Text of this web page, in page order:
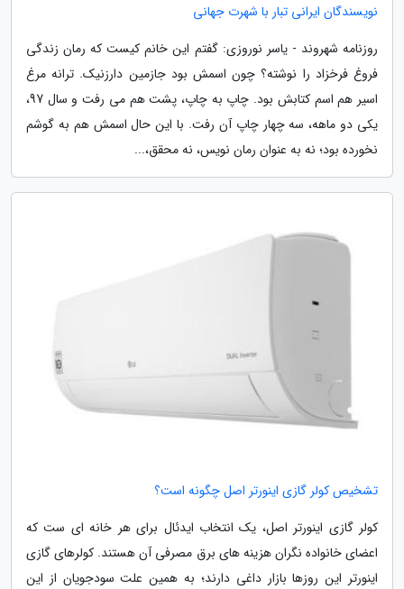
نویسندگان ایرانی تبار با شهرت جهانی
روزنامه شهروند - یاسر نوروزی: گفتم این خانم کیست که رمان زندگی
فروغ فرخزاد را نوشته؟ چون اسمش بود جازمین دارزنیک. ترانه مرغ
اسیر هم اسم کتابش بود. چاپ به چاپ، پشت هم می رفت و سال 97،
یکی دو ماهه، سه چهار چاپ آن رفت. با این حال اسمش هم به گوشم
نخورده بود؛ نه به عنوان رمان نویس، نه محقق،...
تشخیص کولر گازی اینورتر اصل چگونه است؟
کولر گازی اینورتر اصل، یک انتخاب ایدئال برای هر خانه ای ست که
اعضای خانواده نگران هزینه های برق مصرفی آن هستند. کولرهای گازی
اینورتر این روزها بازار داغی دارند؛ به همین علت سودجویان از این